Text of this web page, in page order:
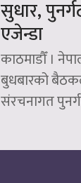
सुधार,
एजेन्डा
काठमाडौँ ।
बुधबारको
संरचनागत